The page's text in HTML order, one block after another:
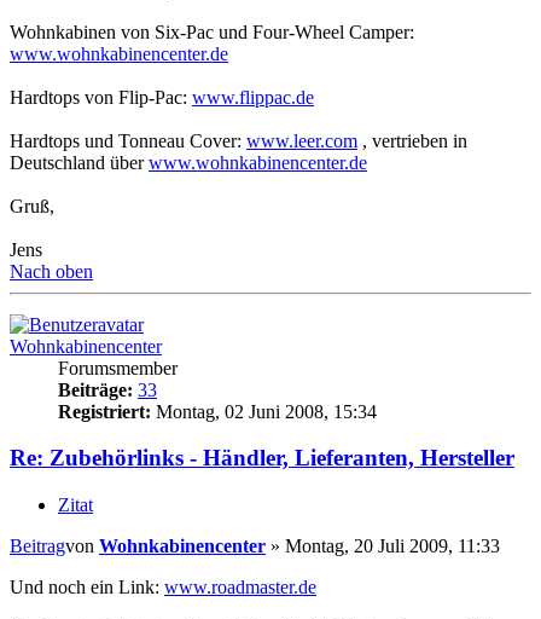
Wohnkabinen von Six-Pac und Four-Wheel Camper:
www.wohnkabinencenter.de
Hardtops von Flip-Pac: www.flippac.de
Hardtops und Tonneau Cover: www.leer.com , vertrieben in
Deutschland überwww.wohnkabinencenter.de
Gruß,
Jens
Nach oben
Wohnkabinencenter
Forumsmember
Beiträge: 33
Registriert: Montag, 02 Juni 2008, 15:34
Re: Zubehörlinks - Händler, Lieferanten, Hersteller
Zitat
Beitragvon Wohnkabinencenter » Montag, 20 Juli 2009, 11:33
Und noch ein Link: www.roadmaster.de